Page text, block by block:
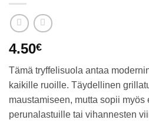
4.50€
Tämä tryffelisuola antaa
kaikille ruoille. Täydellinen
maustamiseen, mutta sopii myös
perunalastuille tai vihannesten